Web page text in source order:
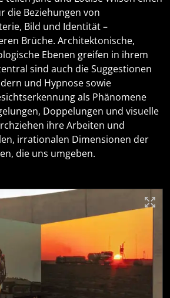
die Beziehungen von
Bild und Identität –
Brüche. Architektonische,
Ebenen greifen in ihrem
sind auch die Suggestionen
und Hypnose sowie
als Phänomene
Doppelungen und visuelle
ihre Arbeiten und
irrationalen Dimensionen der
die uns umgeben.